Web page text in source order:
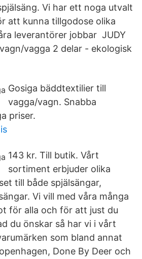
Vi har ett noga utvalt
att kunna tillgodose olika
leverantörer jobbar JUDY
vagga 2 delar - ekologisk
Gosiga bäddtextilier till
vagga/vagn. Snabba
priser.
143 kr. Till butik. Vårt
sortiment erbjuder olika
till både spjälsängar,
Vi vill med våra många
för alla och för att just du
du önskar så har vi i vårt
som bland annat
Done By Deer och